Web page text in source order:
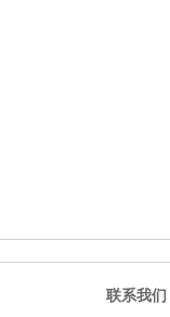
联系我们